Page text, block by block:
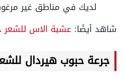
لديك في مناطق غير
شاهد أيضًا: عشبة الاس للشعر
جرعة حبوب هيردال